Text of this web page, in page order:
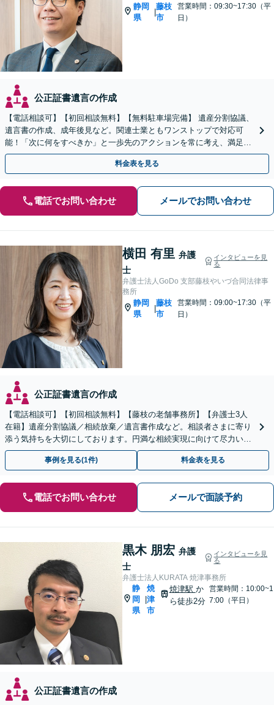
静岡
県
|
藤枝
市
営業時間：09:30~17:30（平
日）
公正証書遺言の作成
【電話相談可】【初回相談無料】【無料駐車場完備】 遺産分割協議、
遺言書の作成、成年後見など。関連士業ともワンストップで対応可
能！「次に何をすべきか」と一歩先のアクションを常に考え、満足度
の高い解決を目指します
料金表を見る
電話でお問い合わせ メールでお問い合わせ
横田 有里 弁護
士
インタビューを見
る
弁護士法人GoDo 支部藤枝やいづ合同法律事
務所
静岡
県
|
藤枝
市
営業時間：09:00~17:30（平
日）
公正証書遺言の作成
【電話相談可】【初回相談無料】【藤枝の老舗事務所】【弁護士3人
在籍】遺産分割協議／相続放棄／遺言書作成など。相談者さまに寄り
添う気持ちを大切にしております。円満な相続実現に向けて尽力いた
します【藤枝市】【夜間・休日応相談】
事例を見る(1件) 料金表を見る
電話でお問い合わせ メールで面談予約
黒木 朋宏 弁護
士
インタビューを見
る
弁護士法人KURATA 焼津事務所
静
岡
県
焼
津
市
焼津駅 か
ら徒歩2分
営業時間：10:00~1
7:00（平日）
公正証書遺言の作成